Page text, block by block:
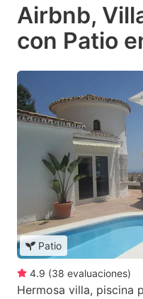
Airbnb,
con Patio
Patio
4.9 (38 evaluaciones)
Hermosa villa, piscina